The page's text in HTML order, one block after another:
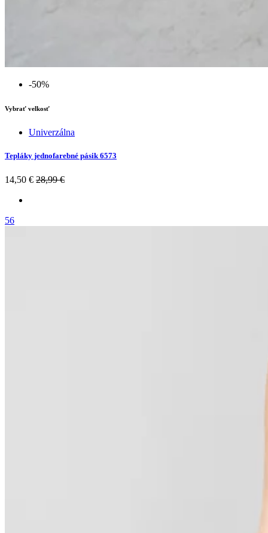
-50%
Vybrať velkosť
Univerzálna
Tepláky jednofarebné pásik 6573
14,50 € 28,99 €
56